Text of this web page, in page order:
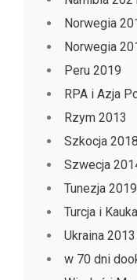
Norwegia
Norwegia
Peru 2019
RPA i Azja
Rzym 2013
Szkocja 2018
Szwecja
Tunezja 2019
Turcja i
Ukraina 2013
w 70 dni